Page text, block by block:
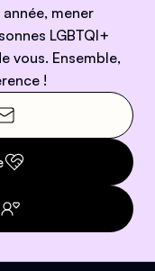
mener
LGBTQI+
vous. Ensemble,
!